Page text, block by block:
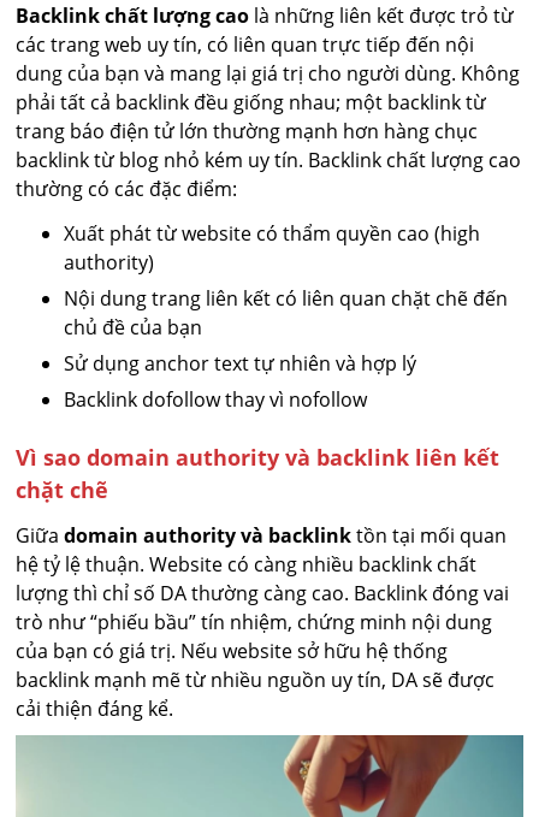
Backlink chất lượng cao là những liên kết được trỏ từ
các trang web uy tín, có liên quan trực tiếp đến nội
dung của bạn và mang lại giá trị cho người dùng. Không
phải tất cả backlink đều giống nhau; một backlink từ
trang báo điện tử lớn thường mạnh hơn hàng chục
backlink từ blog nhỏ kém uy tín. Backlink chất lượng cao
thường có các đặc điểm:
Xuất phát từ website có thẩm quyền cao (high
authority)
Nội dung trang liên kết có liên quan chặt chẽ đến
chủ đề của bạn
Sử dụng anchor text tự nhiên và hợp lý
Backlink dofollow thay vì nofollow
Vì sao domain authority và backlink liên kết
chặt chẽ
Giữadomain authority và backlinktồn tại mối quan
hệ tỷ lệ thuận. Website có càng nhiều backlink chất
lượng thì chỉ số DA thường càng cao. Backlink đóng vai
trò như “phiếu bầu” tín nhiệm, chứng minh nội dung
của bạn có giá trị. Nếu website sở hữu hệ thống
backlink mạnh mẽ từ nhiều nguồn uy tín, DA sẽ được
cải thiện đáng kể.